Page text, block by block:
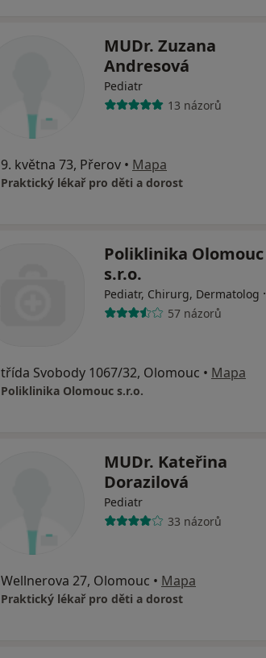
MUDr. Zuzana
Andresová
Pediatr
13 názorů
9. května 73, Přerov • Mapa
Praktický lékař pro děti a dorost
Poliklinika Olomouc
s.r.o.
Pediatr, Chirurg, Dermatolog ·
57 názorů
třída Svobody 1067/32, Olomouc • Mapa
Poliklinika Olomouc s.r.o.
MUDr. Kateřina
Dorazilová
Pediatr
33 názorů
Wellnerova 27, Olomouc • Mapa
Praktický lékař pro děti a dorost